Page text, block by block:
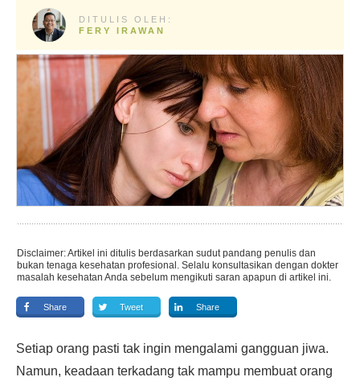
DITULIS OLEH:
FERY IRAWAN
Disclaimer: Artikel ini ditulis berdasarkan sudut pandang penulis dan
bukan tenaga kesehatan profesional. Selalu konsultasikan dengan dokter
masalah kesehatan Anda sebelum mengikuti saran apapun di artikel ini.
Share Tweet Share
Setiap orang pasti tak ingin mengalami gangguan jiwa.
Namun, keadaan terkadang tak mampu membuat orang